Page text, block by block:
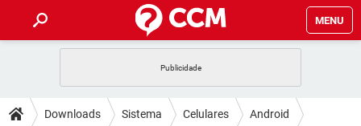
MENU
CELULAR FACEBOOK
DICAS
Downloads Sistema Celulares Android